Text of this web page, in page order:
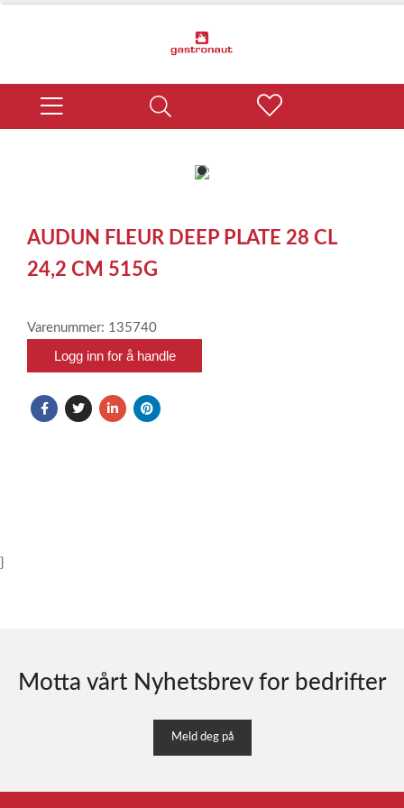
item
of
1
AUDUN FLEUR DEEP PLATE 28 CL
24,2 CM 515G
Varenummer: 135740
Logg inn for å handle
}
Motta vårt Nyhetsbrev for bedrifter
Meld deg på